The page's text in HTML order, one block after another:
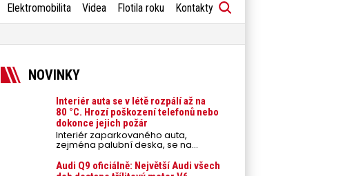
Elektromobilita Videa Flotila roku Kontakty
NOVINKY
Interiér auta se v létě rozpálí až na
80 °C. Hrozí poškození telefonů nebo
dokonce jejich požár
Interiér zaparkovaného auta,
zejména palubní deska, se na
přímém slunci může během letních
veder rozpálit až na 80 °C. Takové
Audi Q9 oficiálně: Největší Audi všech